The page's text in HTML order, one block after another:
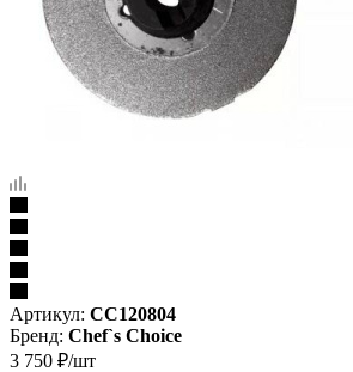
Артикул: CC120804
Бренд: Chef`s Choice
3 750 ₽/шт